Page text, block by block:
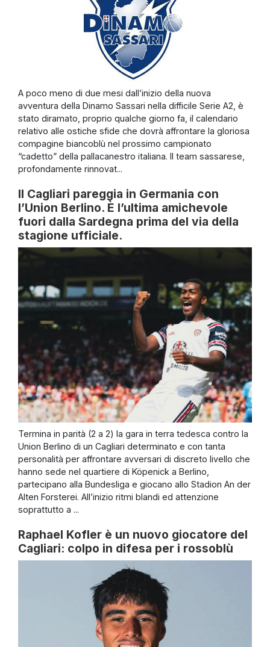
A poco meno di due mesi dall’inizio della nuova
avventura della Dinamo Sassari nella difficile Serie A2, è
stato diramato, proprio qualche giorno fa, il calendario
relativo alle ostiche sfide che dovrà affrontare la gloriosa
compagine biancoblù nel prossimo campionato
“cadetto” della pallacanestro italiana. Il team sassarese,
profondamente rinnovat...
Il Cagliari pareggia in Germania con
l’Union Berlino. È l’ultima amichevole
fuori dalla Sardegna prima del via della
stagione ufficiale.
Termina in parità (2 a 2) la gara in terra tedesca contro la
Union Berlino di un Cagliari determinato e con tanta
personalità per affrontare avversari di discreto livello che
hanno sede nel quartiere di Köpenick a Berlino,
partecipano alla Bundesliga e giocano allo Stadion An der
Alten Forsterei. All’inizio ritmi blandi ed attenzione
soprattutto a ...
Raphael Kofler è un nuovo giocatore del
Cagliari: colpo in difesa per i rossoblù